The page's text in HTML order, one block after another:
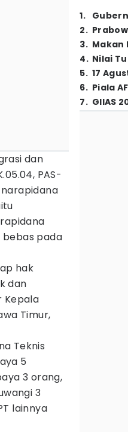
dan
PAS-
narapidana
bebas pada
hak
dan
Kepala
Timur,
Teknis
5
3 orang,
3
lainnya
1.
2.
3. Makan
4. Nilai
5. 17
6. Piala
7. GIIAS